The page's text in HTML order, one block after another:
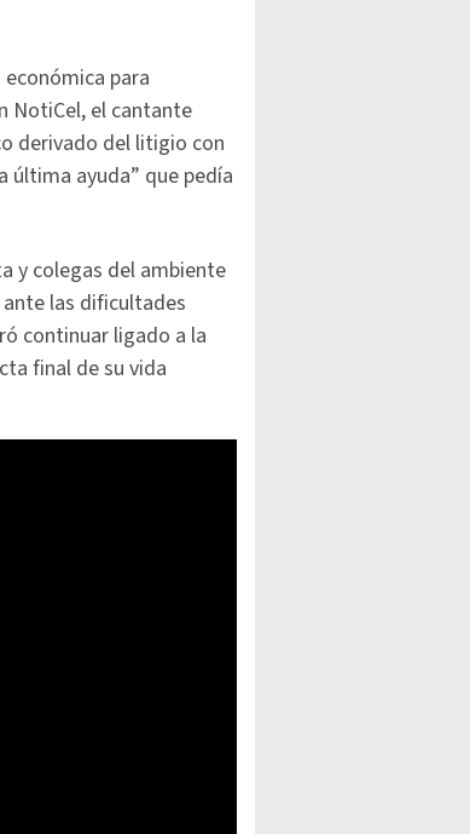
para
NotiCel, el cantante
derivado del litigio con
última ayuda” que pedía
y colegas del ambiente
las dificultades
continuar ligado a la
final de su vida